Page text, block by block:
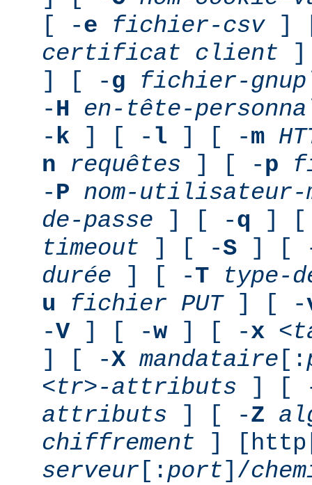
[ -e fichier-csv]
certificat client ]
] [ -g
fichier-
-H
en-tête-
-k ] [ - l ] [ -m
n
requêtes ] [ -p
-P nom-utilisateur-
de-passe ] [ -q ] [
timeout ] [ -S ] [
durée ] [ -T
type-
u
fichier PUT] [ -
-V] [ -w] [ -x
] [ -X mandataire [:
<tr>-attributs ] [
attributs ] [ -Z
chiffrement ]
serveur [: port]/